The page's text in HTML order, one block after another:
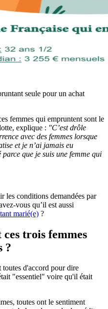
seule pour un achat
femmes qui empruntent sont le
explique : "C’est drôle
avec des femmes lorsque
et je n’ai jamais eu
que je suis une femme qui
les conditions demandées par
vous qu’il est aussi
marié(e) ?
trois femmes
?
d'accord pour dire
"essentiel" voire qu'il était
toutes ont le sentiment